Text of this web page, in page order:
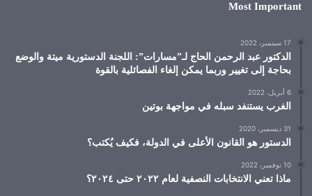
Most Important
17 سبتمبر، 2022
الدكتور عبد الرحمن الحاج لـ”مسارات”: اللجنة الدستورية ميتة والوضع
بحاجة إلى تغيير وربما يمكن إلغاء الفصائلية بالقوة
6 أبريل، 2022
الغرب يستنفد سبله في مواجهة بوتين
31 ديسمبر، 2020
الدستور هو القانون الأعلى في الدولة، فكيف يُكتب؟
10 نوفمبر، 2022
ماذا تعني الانتخابات النصفية لعام ٢٠٢٢ حتى ٢٠٢٤؟